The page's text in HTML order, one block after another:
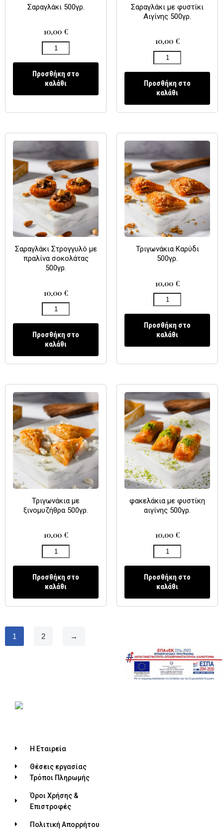
Σαραγλάκι 500γρ.
10,00 €
Προσθήκη στο
καλάθι
Σαραγλάκι με φυστίκι
Αιγίνης 500γρ.
10,00 €
Προσθήκη στο
καλάθι
Σαραγλάκι Στρογγυλό με
πραλίνα σοκολάτας
500γρ.
10,00 €
Προσθήκη στο
καλάθι
Τριγωνάκια Καρύδι
500γρ.
10,00 €
Προσθήκη στο
καλάθι
Τριγωνάκια με
ξινομυζήθρα 500γρ.
10,00 €
Προσθήκη στο
καλάθι
φακελάκια με φυστίκη
αιγίνης 500γρ.
10,00 €
Προσθήκη στο
καλάθι
1 2 →
Η Εταιρεία
Θέσεις εργασίας
Τρόποι Πληρωμής
Όροι Χρήσης &
Επιστροφές
Πολιτική Απορρήτου